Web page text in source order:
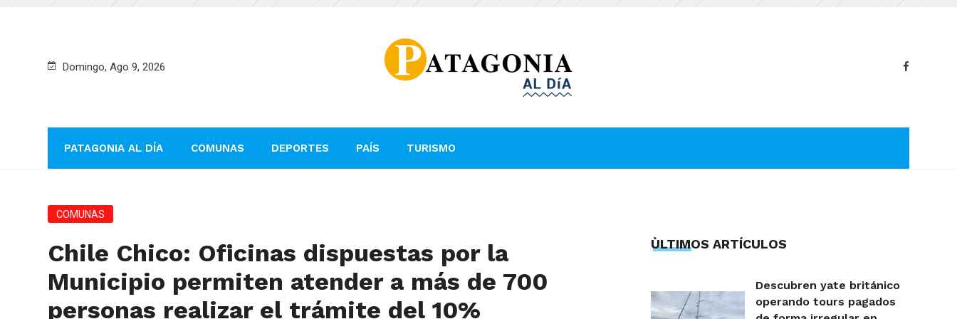
Domingo, Ago 9, 2026
PATAGONIA AL DÍA COMUNAS DEPORTES PAÍS TURISMO
COMUNAS
Chile Chico: Oficinas dispuestas por la
Municipio permiten atender a más de 700
personas realizar el trámite del 10%
ÙLTIMOS ARTÍCULOS
Descubren yate británico
operando tours pagados